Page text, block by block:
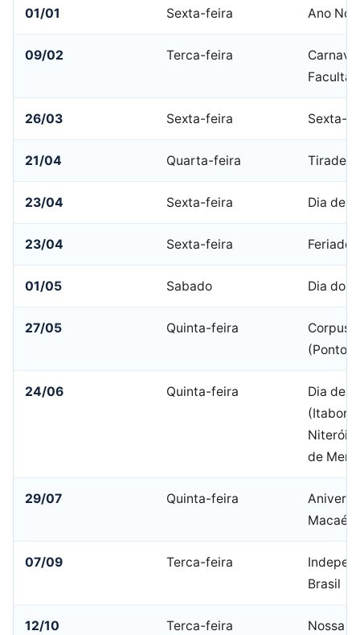
01/01 Sexta-feira Ano
09/02 Terca-feira
26/03 Sexta-feira Sexta-
21/04 Quarta-feira
23/04 Sexta-feira Dia de
23/04 Sexta-feira Feriado
01/05 Sabado Dia do
27/05 Quinta-feira
Corpus
(Ponto
24/06 Quinta-feira
Dia de
Niterói,
de
29/07 Quinta-feira
Macaé
07/09 Terca-feira
Brasil
12/10 Terca-feira
Nossa